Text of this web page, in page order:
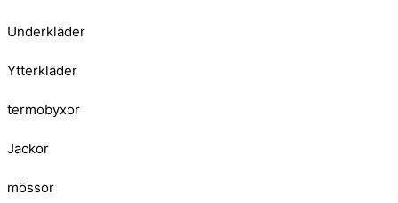
Underkläder
Ytterkläder
termobyxor
Jackor
mössor